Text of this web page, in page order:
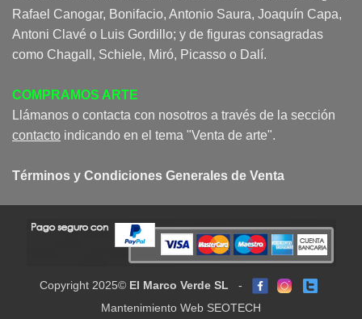
Rafael Canogar, Bonifacio, Antonio Saura, Joaquín Capa,
Antoni Clavé o Luis Gordillo; y de figuras consagradas
como Chagall, Schiele, Miró, Picasso o Dalí.
COMPRAMOS ARTE
Llámanos o contacta con nosotros a través de la sección
contacto indicando en el tema "Venta de arte".
Términos y Condiciones Generales de Venta
Copyright 2025© El Marco Verde SL -
Mantenimiento Web SEOTECH